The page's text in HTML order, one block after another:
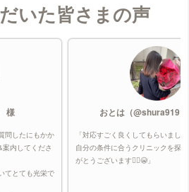
いた皆さまの声
様
問したにもかか
内してくださ
てとても光栄で
おとは（
「対応すごく良くしてもらいまし
自分の条件に合うクリニックを探
がとうございます🙇‍♀️😭」